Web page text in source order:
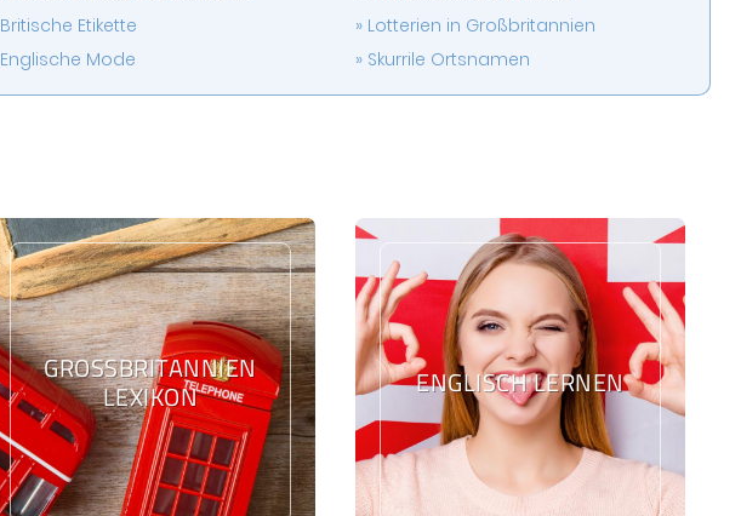
Britische Etikette
Englische Mode
Lotterien in Großbritannien
Skurrile Ortsnamen
GROSSBRITANNIEN L
EXIKON ENGLISCH LERNEN